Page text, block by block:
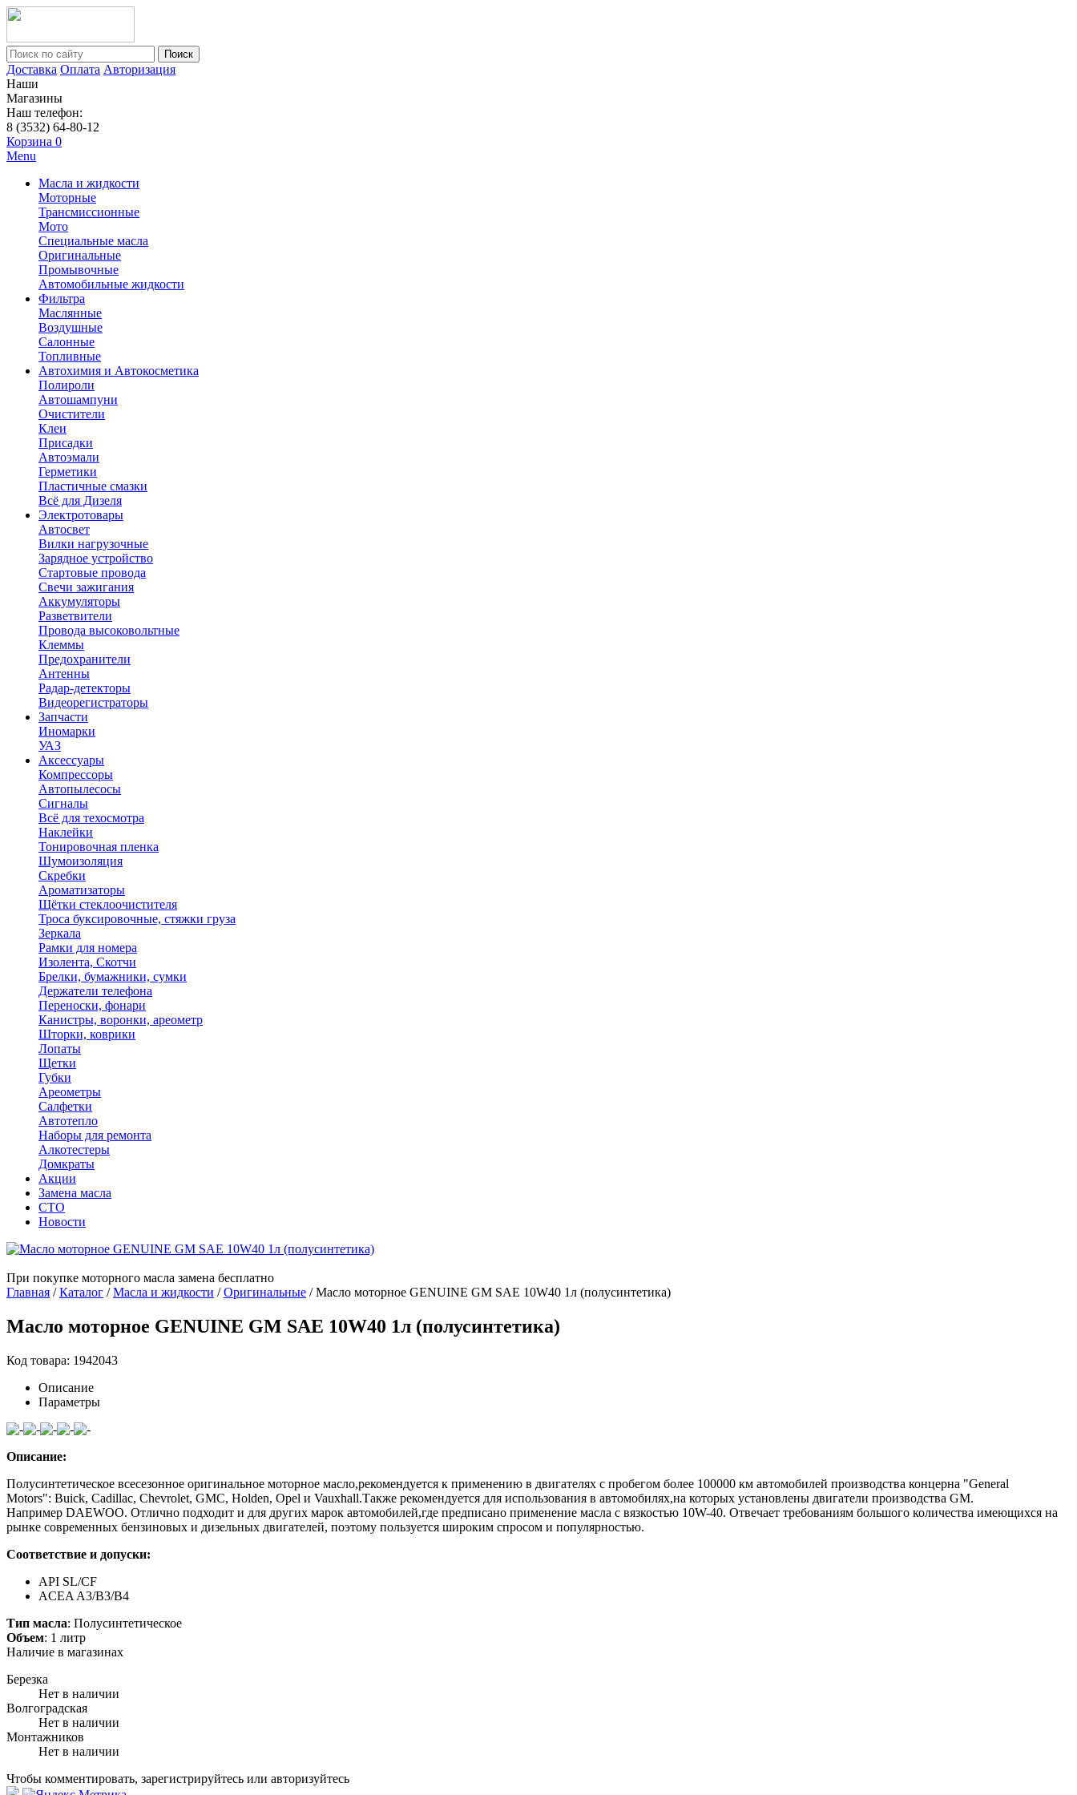
Поиск
Доставка Оплата Авторизация
Наши
Магазины
Наш телефон:
8 (3532) 64-80-12
Корзина 0
Menu
Масла и жидкости
Моторные
Трансмиссионные
Мото
Специальные масла
Оригинальные
Промывочные
Автомобильные жидкости
Фильтра
Маслянные
Воздушные
Салонные
Топливные
Автохимия и Автокосметика
Полироли
Автошампуни
Очистители
Клеи
Присадки
Автоэмали
Герметики
Пластичные смазки
Всё для Дизеля
Электротовары
Автосвет
Вилки нагрузочные
Зарядное устройство
Стартовые провода
Свечи зажигания
Аккумуляторы
Разветвители
Провода высоковольтные
Клеммы
Предохранители
Антенны
Радар-детекторы
Видеорегистраторы
Запчасти
Иномарки
УАЗ
Аксесcуары
Компрессоры
Автопылесосы
Сигналы
Всё для техосмотра
Наклейки
Тонировочная пленка
Шумоизоляция
Скребки
Ароматизаторы
Щётки стеклоочистителя
Троса буксировочные, стяжки груза
Зеркала
Рамки для номера
Изолента, Скотчи
Брелки, бумажники, сумки
Держатели телефона
Переноски, фонари
Канистры, воронки, ареометр
Шторки, коврики
Лопаты
Щетки
Губки
Ареометры
Салфетки
Автотепло
Наборы для ремонта
Алкотестеры
Домкраты
Акции
Замена масла
СТО
Новости
При покупке моторного масла замена бесплатно
Главная /Каталог /Масла и жидкости /Оригинальные /Масло моторное GENUINE GM SAE 10W40 1л (полусинтетика)
Масло моторное GENUINE GM SAE 10W40 1л (полусинтетика)
Код товара: 1942043
Описание
Параметры
Описание:
Полусинтетическое всесезонное оригинальное моторное масло,рекомендуется к применению в двигателях с пробегом более 100000 км автомобилей производства концерна "General
Motors": Buick, Cadillac, Chevrolet, GMC, Holden, Opel и Vauxhall.Также рекомендуется для использования в автомобилях,на которых установлены двигатели производства GM.
Например DAEWOO. Отлично подходит и для других марок автомобилей,где предписано применение масла с вязкостью 10W-40. Отвечает требованиям большого количества имеющихся на
рынке современных бензиновых и дизельных двигателей, поэтому пользуется широким спросом и популярностью.
Соответствие и допуски:
API SL/CF
ACEA A3/B3/B4
Тип масла: Полусинтетическое
Объем: 1 литр
Наличие в магазинах
Березка
Нет в наличии
Волгоградская
Нет в наличии
Монтажников
Нет в наличии
Чтобы комментировать, зарегистрируйтесь или авторизуйтесь